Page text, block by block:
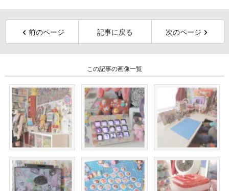
前のページ 記事に戻る 次のページ
この記事の画像一覧